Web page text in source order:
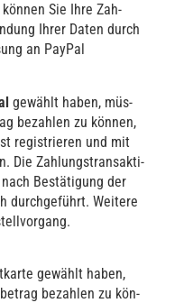
Sie Ihre Zah­
Ihrer Daten durch
an Pay­Pal
gewählt haben, müs­
bezah­len zu kön­nen,
regis­trie­ren und mit
Die Zah­lungs­trans­ak­ti­
Bestä­ti­gung der
durch­ge­führt. Wei­te­re
gewählt haben,
bezah­len zu kön­